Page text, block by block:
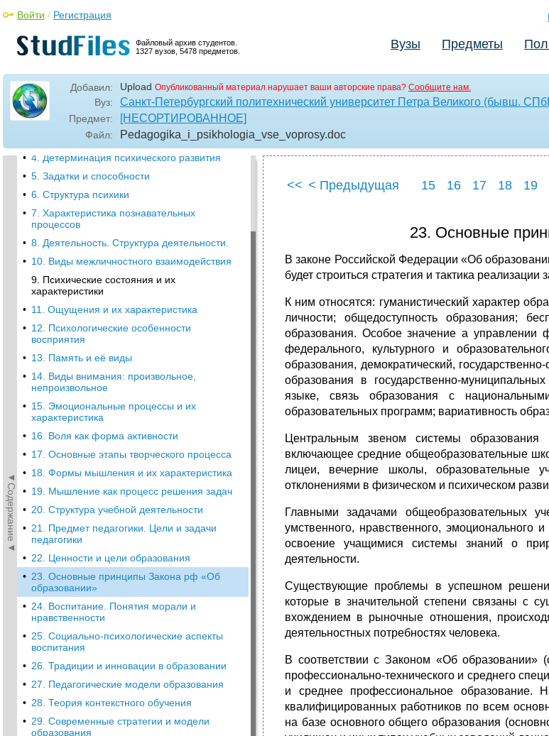
Файловый архив студентов.
1327 вузов, 5478 предметов.
Войти / Регистрация
Вузы Предметы
Добавил: Upload Опубликованный материал нарушает ваши авторские права? Сообщите нам.
Вуз: Санкт-Петербургский политехнический университет Петра Великого (бывш.
Предмет: [НЕСОРТИРОВАННОЕ]
Файл: Pedagogika_i_psikhologia_vse_voprosy.doc
◄Содержание◄
• 1. Предмет психологии
• 2. Психологические школы: классические и
современные
3. Методы научных психологических
исследований
• 4. Детерминация психического развития
• 5. Задатки и способности
• 6. Структура психики
• 7. Характеристика познавательных
процессов
• 8. Деятельность. Структура деятельности.
• 10. Виды межличностного взаимодействия
9. Психические состояния и их
характеристики
• 11. Ощущения и их характеристика
• 12. Психологические особенности
восприятия
• 13. Память и её виды
• 14. Виды внимания: произвольное,
непроизвольное
• 15. Эмоциональные процессы и их
характеристика
• 16. Воля как форма активности
• 17. Основные этапы творческого процесса
• 18. Формы мышления и их характеристика
• 19. Мышление как процесс решения задач
• 20. Структура учебной деятельности
• 21. Предмет педагогики. Цели и задачи
педагогики
• 22. Ценности и цели образования
• 23. Основные принципы Закона рф «Об
образовании»
• 24. Воспитание. Понятия морали и
нравственности
• 25. Социально-психологические аспекты
воспитания
• 26. Традиции и инновации в образовании
• 27. Педагогические модели образования
• 28. Теория контекстного обучения
• 29. Современные стратегии и модели
образования
<< < Предыдущая 15 16 17 18 19
23. Основные
В законе Российской Федерации «Об
будет строиться стратегия и тактика
К ним относятся: гуманистический характер
личности; общедоступность образования;
образования. Особое значение а управлении
федерального, культурного и
образования, демократический,
образования в государственно-
языке, связь образования с
образовательных программ; вариативность
Центральным звеном системы
включающее средние общеобразовательные
лицеи, вечерние школы, образовательные
отклонениями в физическом и психическом
Главными задачами общеобразовательных
умственного, нравственного, эмоционального
освоение учащимися системы знаний о
деятельности.
Существующие проблемы в успешном
которые в значительной степени связаны с
вхождением в рыночные отношения,
деятельностных потребностях человека.
В соответствии с Законом «Об образовании»
профессионально-технического и среднего
и среднее профессиональное образование.
квалифицированных работников по всем
на базе основного общего образования